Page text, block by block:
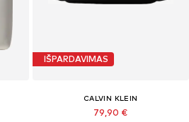
IŠPARDAVIMAS
CALVIN KLEIN
79,90 €